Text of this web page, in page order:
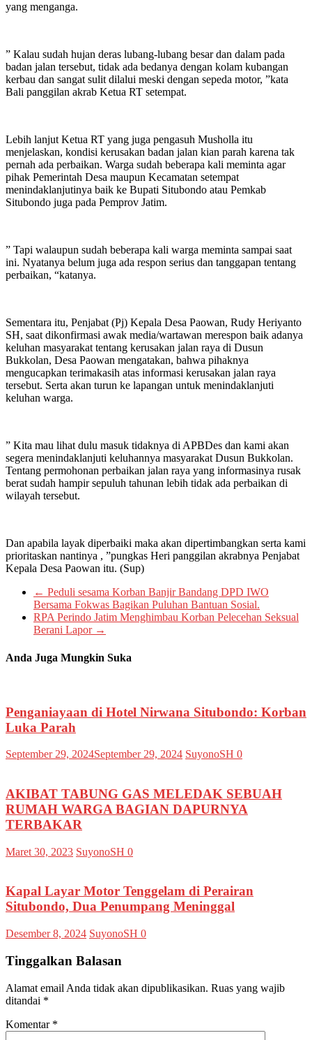
yang menganga.
” Kalau sudah hujan deras lubang-lubang besar dan dalam pada
badan jalan tersebut, tidak ada bedanya dengan kolam kubangan
kerbau dan sangat sulit dilalui meski dengan sepeda motor, ”kata
Bali panggilan akrab Ketua RT setempat.
Lebih lanjut Ketua RT yang juga pengasuh Musholla itu
menjelaskan, kondisi kerusakan badan jalan kian parah karena tak
pernah ada perbaikan. Warga sudah beberapa kali meminta agar
pihak Pemerintah Desa maupun Kecamatan setempat
menindaklanjutinya baik ke Bupati Situbondo atau Pemkab
Situbondo juga pada Pemprov Jatim.
” Tapi walaupun sudah beberapa kali warga meminta sampai saat
ini. Nyatanya belum juga ada respon serius dan tanggapan tentang
perbaikan, “katanya.
Sementara itu, Penjabat (Pj) Kepala Desa Paowan, Rudy Heriyanto
SH, saat dikonfirmasi awak media/wartawan merespon baik adanya
keluhan masyarakat tentang kerusakan jalan raya di Dusun
Bukkolan, Desa Paowan mengatakan, bahwa pihaknya
mengucapkan terimakasih atas informasi kerusakan jalan raya
tersebut. Serta akan turun ke lapangan untuk menindaklanjuti
keluhan warga.
” Kita mau lihat dulu masuk tidaknya di APBDes dan kami akan
segera menindaklanjuti keluhannya masyarakat Dusun Bukkolan.
Tentang permohonan perbaikan jalan raya yang informasinya rusak
berat sudah hampir sepuluh tahunan lebih tidak ada perbaikan di
wilayah tersebut.
Dan apabila layak diperbaiki maka akan dipertimbangkan serta kami
prioritaskan nantinya , ”pungkas Heri panggilan akrabnya Penjabat
Kepala Desa Paowan itu. (Sup)
← Peduli sesama Korban Banjir Bandang DPD IWO
Bersama Fokwas Bagikan Puluhan Bantuan Sosial.
RPA Perindo Jatim Menghimbau Korban Pelecehan Seksual
Berani Lapor →
Anda Juga Mungkin Suka
Penganiayaan di Hotel Nirwana Situbondo: Korban
Luka Parah
September 29, 2024September 29, 2024 SuyonoSH 0
AKIBAT TABUNG GAS MELEDAK SEBUAH
RUMAH WARGA BAGIAN DAPURNYA
TERBAKAR
Maret 30, 2023 SuyonoSH 0
Kapal Layar Motor Tenggelam di Perairan
Situbondo, Dua Penumpang Meninggal
Desember 8, 2024 SuyonoSH 0
Tinggalkan Balasan
Alamat email Anda tidak akan dipublikasikan. Ruas yang wajib
ditandai *
Komentar *